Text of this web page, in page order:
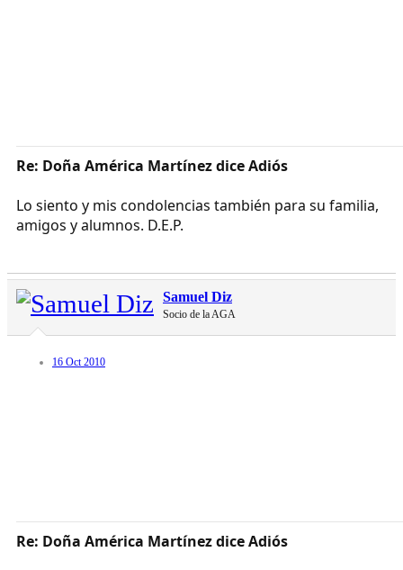
Re: Doña América Martínez dice Adiós
Lo siento y mis condolencias también para su familia,
amigos y alumnos. D.E.P.
Samuel Diz
Socio de la AGA
16 Oct 2010
Re: Doña América Martínez dice Adiós